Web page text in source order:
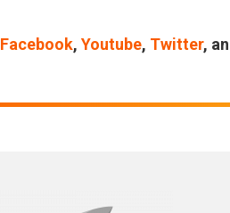
Facebook, Youtube, Twitter,